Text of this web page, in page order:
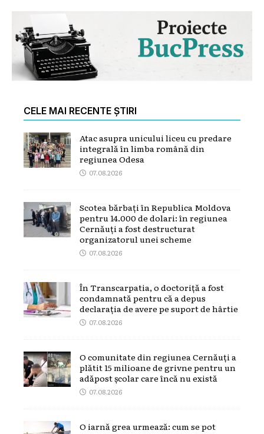
CELE MAI RECENTE ȘTIRI
Atac asupra unicului liceu cu predare
integrală în limba română din
regiunea Odesa
07.08.2026
Scotea bărbați în Republica Moldova
pentru 14.000 de dolari: în regiunea
Cernăuți a fost destructurat
organizatorul unei scheme
07.08.2026
În Transcarpatia, o doctoriță a fost
condamnată pentru că a depus
declarația de avere pe suport de hârtie
07.08.2026
O comunitate din regiunea Cernăuți a
plătit 15 milioane de grivne pentru un
adăpost școlar care încă nu există
07.08.2026
O iarnă grea urmează: cum se pot